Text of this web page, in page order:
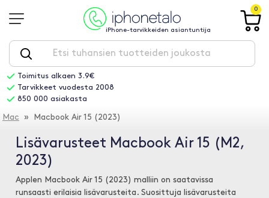
iPhone-tarvikkeiden asiantuntija
0
Toimitus alkaen 3.9€
Tarvikkeet vuodesta 2008
850 000 asiakasta
Mac » Macbook Air 15 (2023)
Lisävarusteet Macbook Air 15 (M2,
2023)
Applen Macbook Air 15 (2023) malliin on saatavissa
runsaasti erilaisia lisävarusteita. Suosittuja lisävarusteita